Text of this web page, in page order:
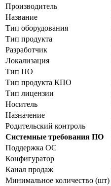
Производитель
Название
Тип оборудования
Тип продукта
Разработчик
Локализация
Тип ПО
Тип продукта КПО
Тип лицензии
Носитель
Назначение
Родительский контроль
Системные требования ПО
Поддержка ОС
Конфигуратор
Канал продаж
Минимальное количество (шт)